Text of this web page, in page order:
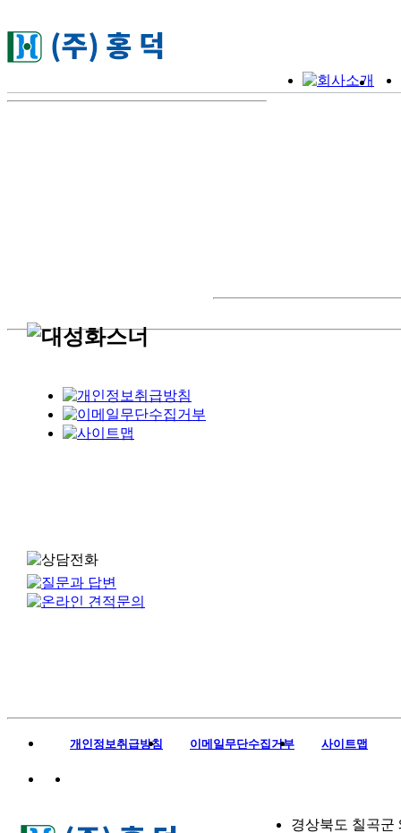
개인정보취급방침 이메일무단수집거부 사이트맵
경상북도 칠곡